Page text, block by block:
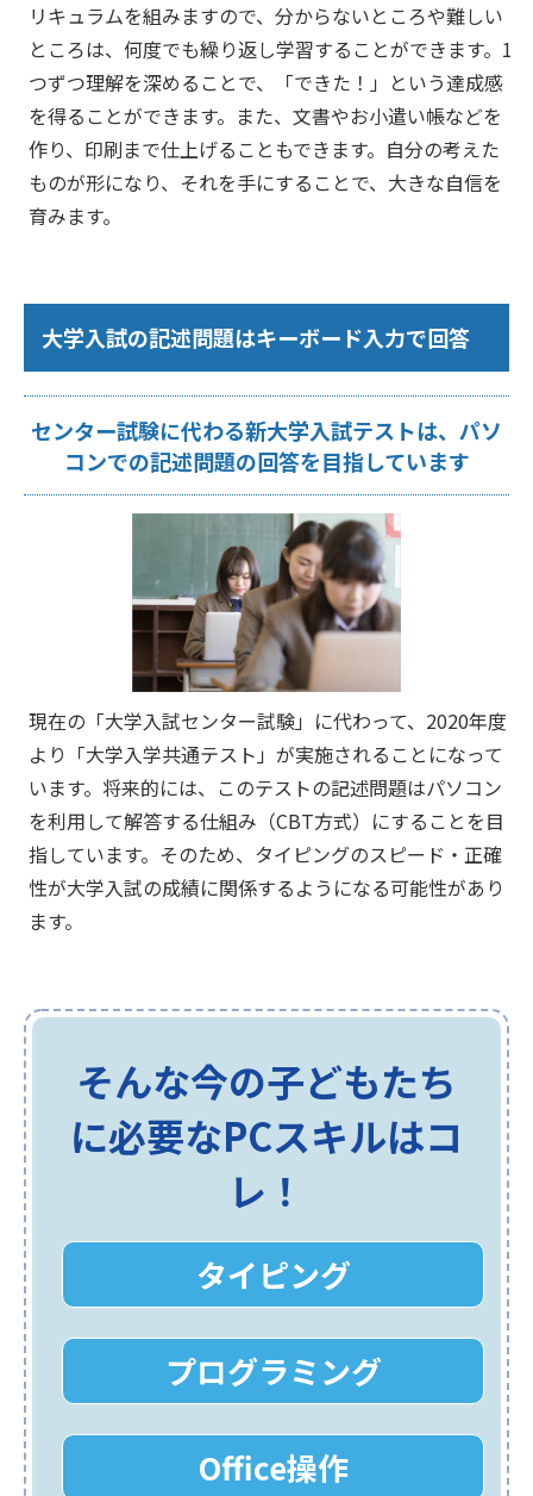
リキュラムを組みますので、分からないところや難しい
ところは、何度でも繰り返し学習することができます。1
つずつ理解を深めることで、「できた！」という達成感
を得ることができます。また、文書やお小遣い帳などを
作り、印刷まで仕上げることもできます。自分の考えた
ものが形になり、それを手にすることで、大きな自信を
育みます。
大学入試の記述問題はキーボード入力で回答
センター試験に代わる新大学入試テストは、パソ
コンでの記述問題の回答を目指しています
現在の「大学入試センター試験」に代わって、2020年度
より「大学入学共通テスト」が実施されることになって
います。将来的には、このテストの記述問題はパソコン
を利用して解答する仕組み（CBT方式）にすることを目
指しています。そのため、タイピングのスピード・正確
性が大学入試の成績に関係するようになる可能性があり
ます。
そんな今の子どもたち
に必要なPCスキルはコ
レ！
タイピング
プログラミング
Office操作